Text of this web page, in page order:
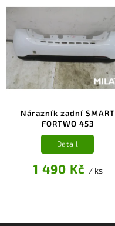
Nárazník zadní SMART
FORTWO 453
1 490 Kč / ks
Detail